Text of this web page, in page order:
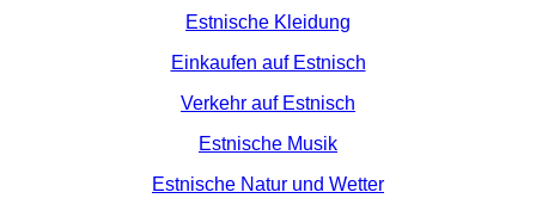
Estnische Kleidung
Einkaufen auf Estnisch
Verkehr auf Estnisch
Estnische Musik
Estnische Natur und Wetter